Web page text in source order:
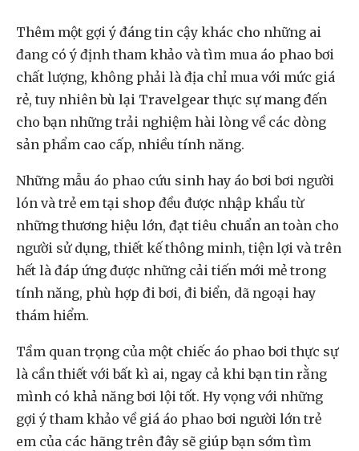
Thêm một gợi ý đáng tin cậy khác cho những ai
đang có ý định tham khảo và tìm mua áo phao bơi
chất lượng, không phải là địa chỉ mua với mức giá
rẻ, tuy nhiên bù lại Travelgear thực sự mang đến
cho bạn những trải nghiệm hài lòng về các dòng
sản phẩm cao cấp, nhiều tính năng.
Những mẫu áo phao cứu sinh hay áo bơi bơi người
lón và trẻ em tại shop đều được nhập khẩu từ
những thương hiệu lớn, đạt tiêu chuẩn an toàn cho
người sử dụng, thiết kế thông minh, tiện lợi và trên
hết là đáp ứng được những cải tiến mới mẻ trong
tính năng, phù hợp đi bơi, đi biển, dã ngoại hay
thám hiểm.
Tầm quan trọng của một chiếc áo phao bơi thực sự
là cần thiết với bất kì ai, ngay cả khi bạn tin rằng
mình có khả năng bơi lội tốt. Hy vọng với những
gợi ý tham khảo về giá áo phao bơi người lớn trẻ
em của các hãng trên đây sẽ giúp bạn sớm tìm